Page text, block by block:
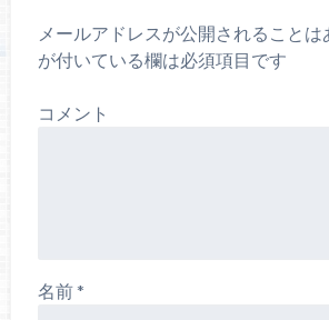
メールアドレスが公開されることは
が付いている欄は必須項目です
コメント
名前*